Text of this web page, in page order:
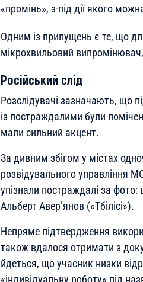
«промінь», з-під дії якого
Одним із припущень є те, що
мікрохвильовий
Російський слід
Розслідувачі зазначають, що
із постраждалими були
мали сильний акцент.
За дивним збігом у містах
розвідувального управління
упізнали постраждалі за фото:
Альберт Авер’янов («Тбілісі»).
Непряме підтвердження
також вдалося отримати з
йдеться, що учасник низки
«індивідуальну роботу» під